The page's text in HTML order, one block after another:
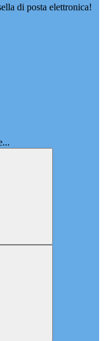
di posta elettronica!